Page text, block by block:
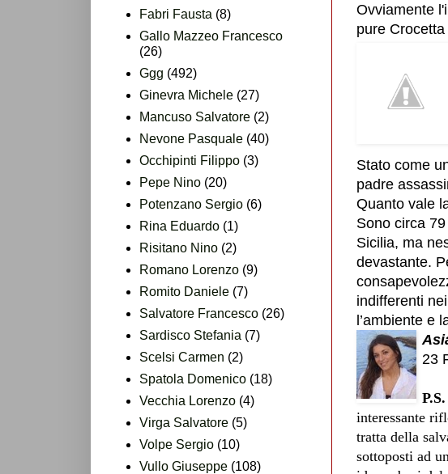
Ovviamente
pure
Stato come
padre
Quanto vale
Sono circa
Sicilia, ma
devastante.
indifferenti
l’ambiente e
23
P.S.
interessante
tratta della
sottoposti ad
Fabri Fausta (8)
Gallo Mazzeo Francesco
(26)
Ggg (492)
Ginevra Michele (27)
Mancuso Salvatore (2)
Nevone Pasquale (40)
Occhipinti Filippo (3)
Pepe Nino (20)
Potenzano Sergio (6)
Rina Eduardo (1)
Risitano Nino (2)
Romano Lorenzo (9)
Romito Daniele (7)
Salvatore Francesco (26)
Sardisco Stefania (7)
Scelsi Carmen (2)
Spatola Domenico (18)
Vecchia Lorenzo (4)
Virga Salvatore (5)
Volpe Sergio (10)
Vullo Giuseppe (108)